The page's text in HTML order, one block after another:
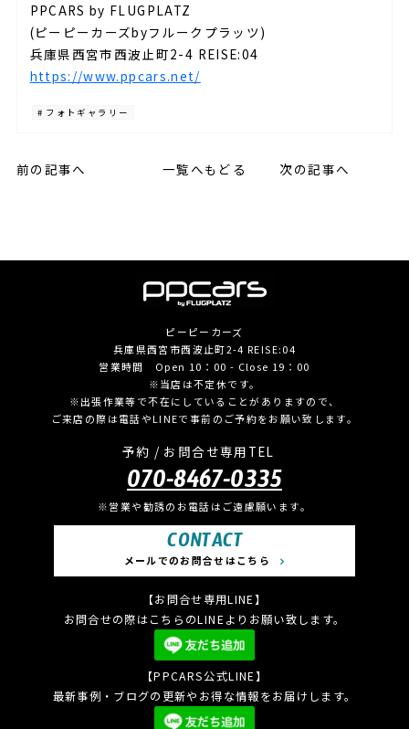
PPCARS by FLUGPLATZ
(ピーピーカーズbyフルークプラッツ)
兵庫県西宮市西波止町2-4 REISE:04
https://www.ppcars.net/
# フォトギャラリー
前の記事へ 次の記事へ
一覧へもどる
ピーピーカーズ
兵庫県西宮市西波止町2-4 REISE:04
営業時間 Open 10：00 - Close 19：00
※当店は不定休です。
※出張作業等で不在にしていることがありますので、
ご来店の際は電話やLINEで事前のご予約をお願い致します。
予約 / お問合せ専用TEL
070-8467-0335
※営業や勧誘のお電話はご遠慮願います。
CONTACT
メールでのお問合せはこちら
【お問合せ専用LINE】
お問合せの際はこちらのLINEよりお願い致します。
【PPCARS公式LINE】
最新事例・ブログの更新やお得な情報をお届けします。